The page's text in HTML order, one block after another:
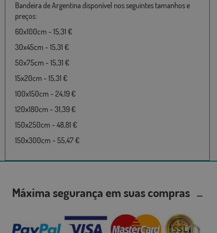
Bandeira de Argentina disponível nos seguintes tamanhos e
preços:
60x100cm - 15,31 €
30x45cm - 15,31 €
50x75cm - 15,31 €
15x20cm - 15,31 €
100x150cm - 24,19 €
120x180cm - 31,39 €
150x250cm - 48,81 €
150x300cm - 55,47 €
Máxima segurança em suas compras